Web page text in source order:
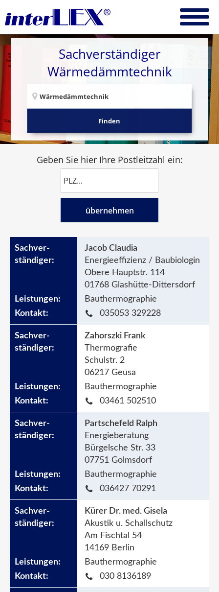
Sachverständiger
Wärmedämmtechnik
Finden
Geben Sie hier Ihre Postleitzahl ein:
übernehmen
Jacob Claudia
Energieeffizienz / Baubiologin
Obere Hauptstr. 114
01768 Glashütte-Dittersdorf
Bauthermographie
035053 329228
Zahorszki Frank
Thermografie
Schulstr. 2
06217 Geusa
Bauthermographie
03461 502510
Partschefeld Ralph
Energieberatung
Bürgelsche Str. 33
07751 Golmsdorf
Bauthermographie
036427 70291
Kürer Dr. med. Gisela
Akustik u. Schallschutz
Am Fischtal 54
14169 Berlin
Bauthermographie
030 8136189